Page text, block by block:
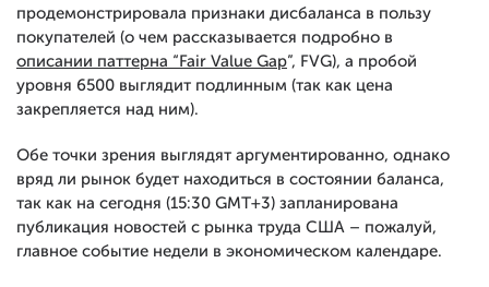
продемонстрировала признаки дисбаланса в пользу
покупателей (о чем рассказывается подробно в
описании паттерна “Fair Value Gap”, FVG), а пробой
уровня 6500 выглядит подлинным (так как цена
закрепляется над ним).
Обе точки зрения выглядят аргументированно, однако
вряд ли рынок будет находиться в состоянии баланса,
так как на сегодня (15:30 GMT+3) запланирована
публикация новостей с рынка труда США – пожалуй,
главное событие недели в экономическом календаре.